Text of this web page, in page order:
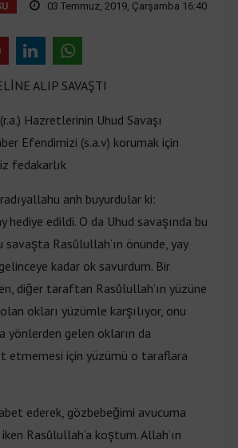
03 Temmuz, 2019, Çarşamba 16:40
ALIP SAVAŞTI
Hazretlerinin Uhud Savaşı
Efendimizi (s.a.v) korumak için
fedakarlık
anh buyurdular ki:
hediye edildi. O da Uhud savaşında bu
savaşta Rasûlullah’ın önünde, yay
kadar ok savurdum. Bir
diğer taraftan Rasûlullah’ın yüzüne
okları yüzümle karşılıyor, onu
yönlerden gelen okların da
etmemesi için yüzümü o taraflara
ederek, gözbebeğimi avucuma
Rasûlullah’a koştum. Allah’ın